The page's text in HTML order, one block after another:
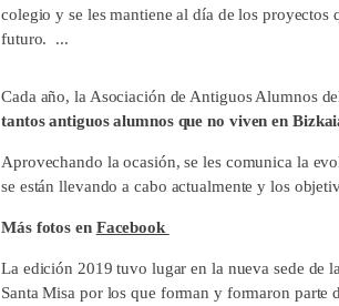
colegio y se les mantiene al día de los proyectos
futuro. ...
Cada año, la Asociación de Antiguos Alumnos
tantos antiguos alumnos que no viven en
Aprovechando la ocasión, se les comunica la
se están llevando a cabo actualmente y los
Más fotos en Facebook
La edición 2019 tuvo lugar en la nueva sede de la
Santa Misa por los que forman y formaron